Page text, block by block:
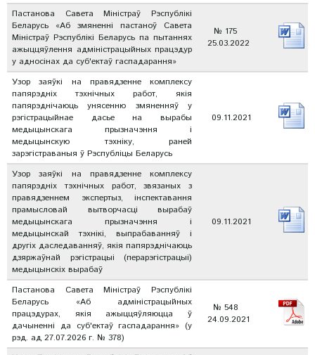
Пастанова Савета Міністраў Рэспублікі
Беларусь «Аб змяненні пастаноў Савета
Міністраў Рэспублікі Беларусь па пытаннях
ажыццяўлення адміністрацыйных працэдур
у адносінах да суб'ектаў гаспадарання»
№ 175
25.03.2022
Узор заяўкі на правядзенне комплексу
папярэдніх тэхнічных работ, якія
папярэднічаюць унясенню змяненняў у
рэгістрацыйнае дасье на вырабы
медыцынскага прызначэння і
медыцынскую тэхніку, раней
зарэгістраваныя ў Рэспубліцы Беларусь
09.11.2021
Узор заяўкі на правядзенне комплексу
папярэдніх тэхнічных работ, звязаных з
правядзеннем экспертыз, інспектавання
прамысловай вытворчасці вырабаў
медыцынскага прызначэння і
медыцынскай тэхнікі, выпрабаванняў і
другіх даследаванняў, якія папярэднічаюць
дзяржаўнай рэгістрацыі (перарэгістрацыі)
медыцынскіх вырабаў
09.11.2021
Пастанова Савета Міністраў Рэспублікі
Беларусь «Аб адміністрацыйных
працэдурах, якія ажыццяўляюцца ў
дачыненні да суб'ектаў гаспадарання» (у
рэд. ад 27.07.2026 г. № 378)
№ 548
24.09.2021